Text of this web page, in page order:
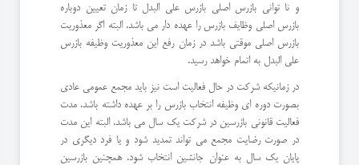
و نا توانی بازرس اصلی بازرس علی البدل تا زمان تعیین دوباره
بازرس اصلی وظایف بازرس را عهده دار می باشد. البته اگر معذوریت
بازرس اصلی موقتی باشد در زمان رفع این معذوریت وظیفه بازرس
علی البدل به اتمام خواهد رسید.
در زمانیکه شرکت در حال فعالیت است نیز باید مجمع عمومی عادی
بصورت دوره ای وظیفه انتخاب بازرس را بر عهده داشته باشد. مدت
فعالیت قانونی بازرسین در شرکت یک سال می باشد. البته این مدت
در صورت رضایت مجمع می تواند تمدید شود و یا فرد دیگری در
پایان یک سال به عنوان جانشین انتخاب شود. همچنین بازرسین